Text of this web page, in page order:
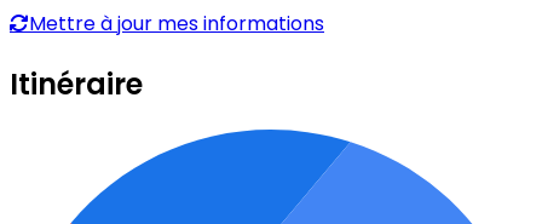
Mettre à jour mes informations
Itinéraire